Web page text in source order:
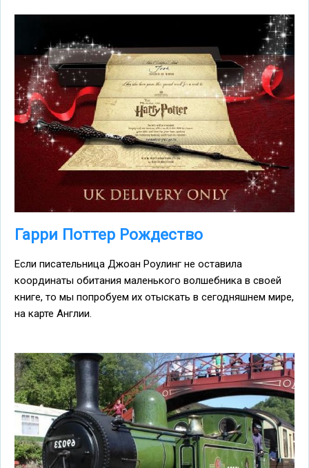
Гарри Поттер Рождество
Если писательница Джоан Роулинг не оставила
координаты обитания маленького волшебника в своей
книге, то мы попробуем их отыскать в сегодняшнем мире,
на карте Англии.